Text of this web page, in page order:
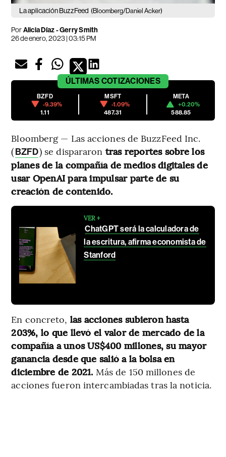
La aplicación BuzzFeed (Bloomberg/Daniel Acker)
PorAlicia Díaz - Gerry Smith
26 de enero, 2023 | 03:15 PM
ÚLTIMAS COTIZACIONES
BZFD
-9.39%
1.11
MSFT
-1.09%
487.31
META
+0.20%
588.85
Bloomberg — Las acciones de BuzzFeed Inc.
(BZFD) se dispararon tras reportes sobre los
planes de la compañía de medios digitales de
usar OpenAI para impulsar parte de su
creación de contenido.
VER +
ChatGPT será la calculadora de
la escritura, afirma economista de
Stanford
En concreto, las acciones subieron hasta
203%, lo que llevó el valor de mercado de la
compañía a unos US$400 millones, su mayor
ganancia desde que salió a la bolsa en
diciembre de 2021. Más de 150 millones de
acciones fueron intercambiadas tras la noticia.